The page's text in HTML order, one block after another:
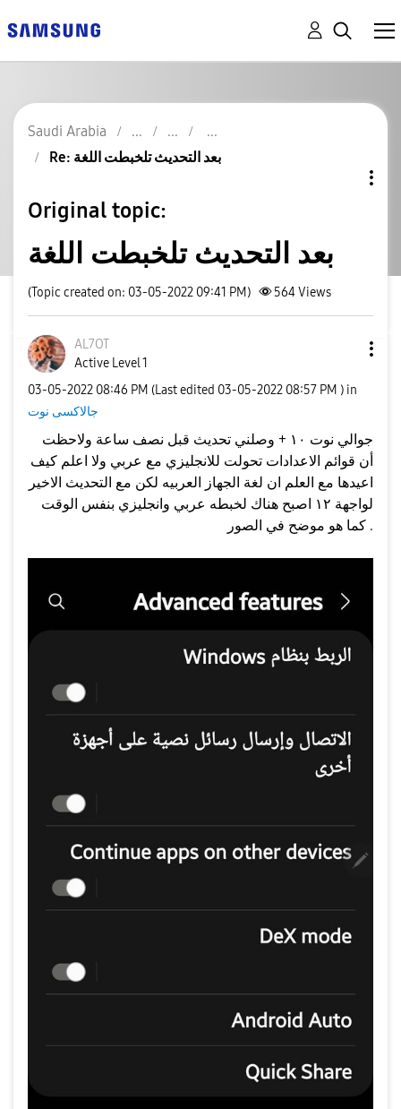
Saudi Arabia
Re: بعد التحديث تلخبطت اللغة
Original topic:
بعد التحديث تلخبطت اللغة
(Topic created on: 03-05-2022 09:41 PM) 564Views
AL7OT
Active Level 1
‎03-05-2022 08:46 PM (Last edited ‎03-05-2022 08:57 PM ) in
جالاكسى نوت
جوالي نوت ١٠ + وصلني تحديث قبل نصف ساعة ولاحظت
أن قوائم الاعدادات تحولت للانجليزي مع عربي ولا اعلم كيف
اعيدها مع العلم ان لغة الجهاز العربيه لكن مع التحديث الاخير
لواجهة ١٢ اصبح هناك لخبطه عربي وانجليزي بنفس الوقت
كما هو موضح في الصور .